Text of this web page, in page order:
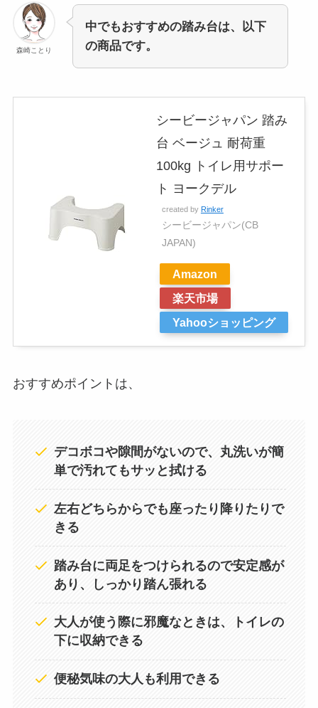
森崎ことり
中でもおすすめの踏み台は、以下
の商品です。
シービージャパン 踏み
台 ベージュ 耐荷重
100kg トイレ用サポー
ト ヨークデル
created by Rinker
シービージャパン(CB
JAPAN)
Amazon
楽天市場
Yahooショッピング
おすすめポイントは、
デコボコや隙間がないので、丸洗いが簡
単で汚れてもサッと拭ける
左右どちらからでも座ったり降りたりで
きる
踏み台に両足をつけられるので安定感が
あり、しっかり踏ん張れる
大人が使う際に邪魔なときは、トイレの
下に収納できる
便秘気味の大人も利用できる